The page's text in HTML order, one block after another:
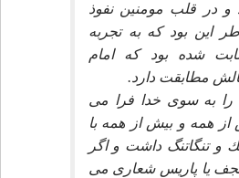
در قلب مومنين نفوذ
اين بود كه به تجربه
شده بود كه امام
مطابقت دارد.
را به سوى خدا فرا مى
از همه و بيش از همه با
و تنگاتنگ داشت و اگر
يا پاريس شعارى مى